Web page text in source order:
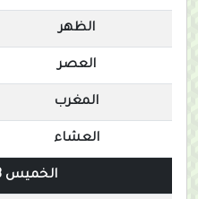
الظهر
العصر
المغرب
العشاء
الخميس 13-08-2026